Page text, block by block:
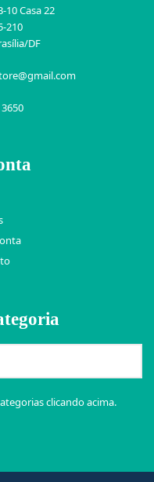
10 Casa 22
210
DF
clicando acima.